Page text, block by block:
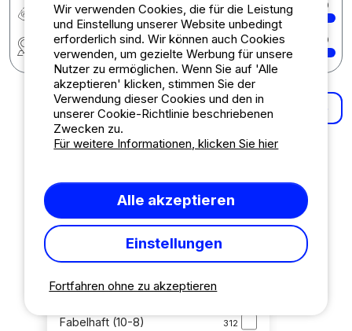
Preis-Leistungs-Verhältnis 10
Region 10
Mehr Ergebnisse
Relevanz
Bewertung (schlechteste zuerst)
Bewertung (beste zuerst)
Neueste Bewertung
Fabelhaft (10-8)
312
Fortfahren ohne zu akzeptieren
Wir verwenden Cookies, die für die Leistung
und Einstellung unserer Website unbedingt
erforderlich sind. Wir können auch Cookies
verwenden, um gezielte Werbung für unsere
Nutzer zu ermöglichen. Wenn Sie auf 'Alle
akzeptieren' klicken, stimmen Sie der
Verwendung dieser Cookies und den in
unserer Cookie-Richtlinie beschriebenen
Zwecken zu.
Für weitere Informationen, klicken Sie hier
Alle akzeptieren
Einstellungen